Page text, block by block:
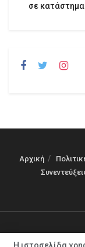
σε κατάστημα
Αρχική